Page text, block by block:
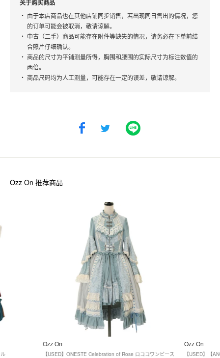
关于购买商品
由于本店商品也在其他店铺同步销售，若出现同日售出的情况，您
的订单可能会被取消，敬请谅解。
中古（二手）商品可能存在附件等缺失的情况，请务必在下单前结
合照片仔细确认。
商品的尺寸为平铺测量所得，胸围和腰围的实际尺寸为标注数值的
两倍。
商品尺码均为人工测量，可能存在一定的误差，敬请谅解。
Ozz On 推荐商品
Ozz On
【USED】ONESTE Celebration of Rose ロココワンピース
Ozz On
【USED】【